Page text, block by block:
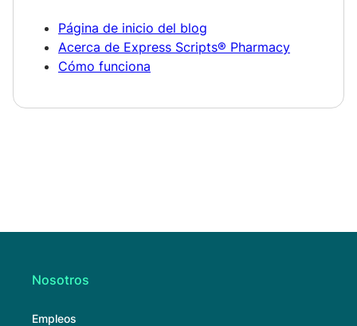
Página de inicio del blog
Acerca de Express Scripts® Pharmacy
Cómo funciona
Nosotros
Empleos